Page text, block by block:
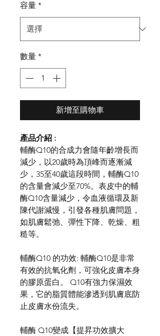
容量 *
數量 *
新增至購物車
產品介紹 :
輔酶Q10的合成力會隨年齡增長而
減少，以20歲時為頂峰而逐漸減
少，35至40歲這段時間，輔酶Q10
的含量會減少至70%。表皮中的輔
酶Q10含量減少，令血液循環及新
陳代謝減慢，引發各種肌膚問題，
如肌膚鬆弛、彈性下降、乾燥、粗
糙等。
輔酶Q10 的功效: 輔酶Q10是非常
有效的抗氧化劑，可強化皮膚本身
的膠原蛋白。 Q10有強力保濕效
果，它的脂質體能滲透到肌膚底防
止皮膚水份流失。
輔酶 Q10變成【提昇功效擴大